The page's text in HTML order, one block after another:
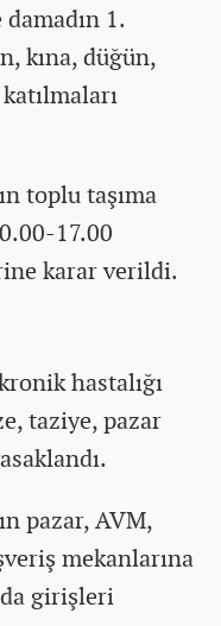
1.
kına, düğün,
toplu taşıma
17.00
karar verildi.
hastalığı
taziye, pazar
pazar, AVM,
mekanlarına
girişleri